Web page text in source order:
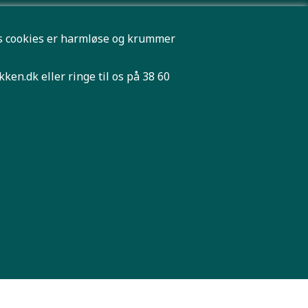
er harmløse og krummer
eller ringe til os på 38 60
label | Gå til kassen